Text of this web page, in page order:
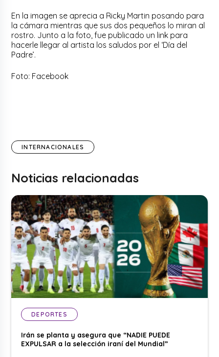
En la imagen se aprecia a Ricky Martin posando para
la cámara mientras que sus dos pequeños lo miran al
rostro. Junto a la foto, fue publicado un link para
hacerle llegar al artista los saludos por el ‘Día del
Padre’.
Foto: Facebook
INTERNACIONALES
Noticias relacionadas
DEPORTES
Irán se planta y asegura que “NADIE PUEDE
EXPULSAR a la selección iraní del Mundial”